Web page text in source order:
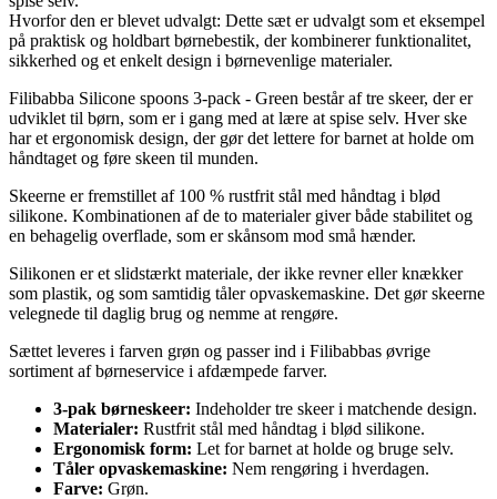
Hvorfor den er blevet udvalgt: Dette sæt er udvalgt som et eksempel
på praktisk og holdbart børnebestik, der kombinerer funktionalitet,
sikkerhed og et enkelt design i børnevenlige materialer.
Filibabba Silicone spoons 3-pack - Green består af tre skeer, der er
udviklet til børn, som er i gang med at lære at spise selv. Hver ske
har et ergonomisk design, der gør det lettere for barnet at holde om
håndtaget og føre skeen til munden.
Skeerne er fremstillet af 100 % rustfrit stål med håndtag i blød
silikone. Kombinationen af de to materialer giver både stabilitet og
en behagelig overflade, som er skånsom mod små hænder.
Silikonen er et slidstærkt materiale, der ikke revner eller knækker
som plastik, og som samtidig tåler opvaskemaskine. Det gør skeerne
velegnede til daglig brug og nemme at rengøre.
Sættet leveres i farven grøn og passer ind i Filibabbas øvrige
sortiment af børneservice i afdæmpede farver.
3-pak børneskeer: Indeholder tre skeer i matchende design.
Materialer: Rustfrit stål med håndtag i blød silikone.
Ergonomisk form: Let for barnet at holde og bruge selv.
Tåler opvaskemaskine: Nem rengøring i hverdagen.
Farve: Grøn.